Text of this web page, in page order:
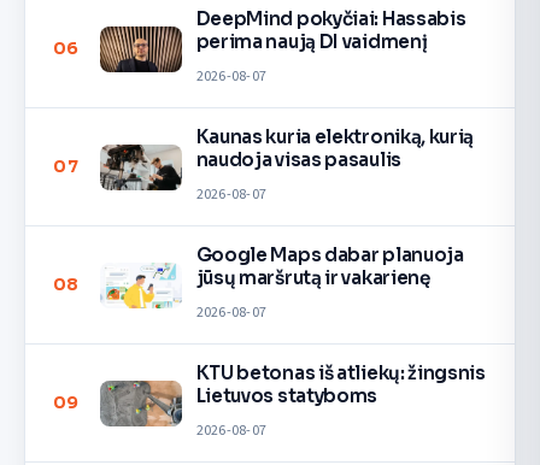
06
DeepMind pokyčiai: Hassabis
perima naują DI vaidmenį
2026-08-07
07
Kaunas kuria elektroniką, kurią
naudoja visas pasaulis
2026-08-07
08
Google Maps dabar planuoja
jūsų maršrutą ir vakarienę
2026-08-07
09
KTU betonas iš atliekų: žingsnis
Lietuvos statyboms
2026-08-07